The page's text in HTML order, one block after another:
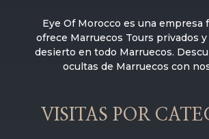
Eye Of Morocco es una empresa
ofrece Marruecos Tours privados
desierto en todo Marruecos.
ocultas de Marruecos con
VISITAS POR